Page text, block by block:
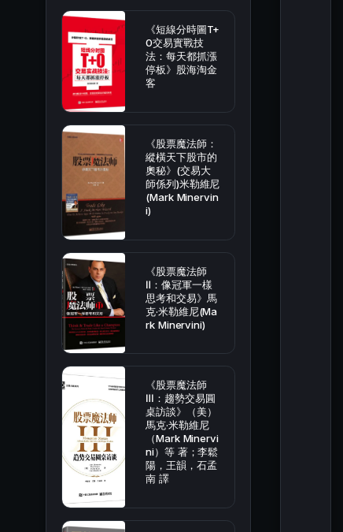
《短線分時圖T+
0交易實戰技
法：每天都抓漲
停板》股海淘金
客
《股票魔法師：
縱橫天下股市的
奧秘》(交易大
師係列)米勒維尼
(Mark Minervin
i)
《股票魔法師
Ⅱ：像冠軍一樣
思考和交易》馬
克·米勒維尼(Ma
rk Minervini)
《股票魔法師
Ⅲ：趨勢交易圓
桌訪談》（美）
馬克·米勒維尼
（Mark Minervi
ni）等 著；李鬆
陽，王韻，石孟
南 譯